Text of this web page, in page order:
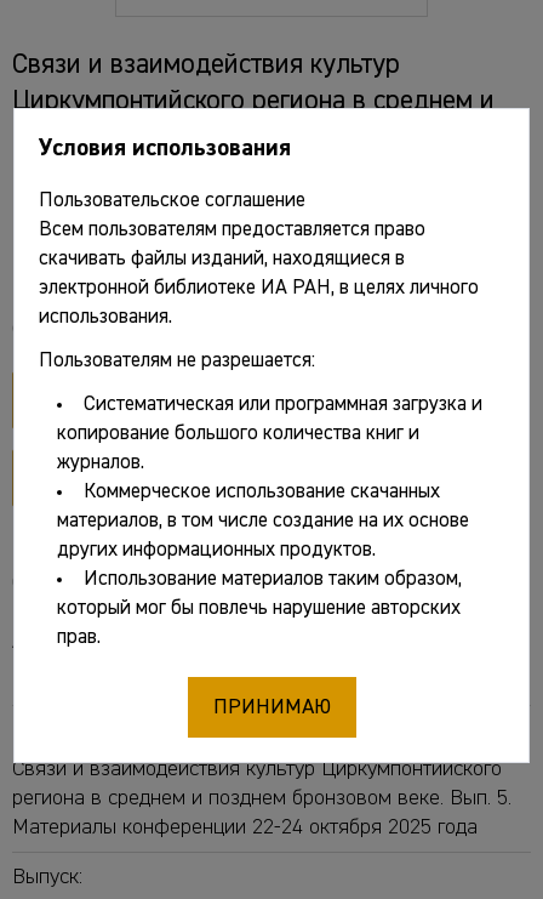
Связи и взаимодействия культур
Циркумпонтийского региона в среднем и
позднем бронзовом веке. Вып. 5.
2025 года / Отв. ред. А.Н. Гей. М.: ИА РАН,
2025. 144 с., ил.
Файлы и ссылки
открыть PDF
разворот обложки
Основные сведения
Авторы:
Гей Александр Николаевич[отв. ред.]
Связи и взаимодействия культур Циркумпонтийского
региона в среднем и позднем бронзовом веке. Вып. 5.
Материалы конференции 22-24 октября 2025 года
Выпуск:
Условия использования
Пользовательское соглашение
Всем пользователям предоставляется право
скачивать файлы изданий, находящиеся в
электронной библиотеке ИА РАН, в целях личного
использования.
Пользователям не разрешается:
Систематическая или программная загрузка и
копирование большого количества книг и
журналов.
Коммерческое использование скачанных
материалов, в том числе создание на их основе
других информационных продуктов.
Использование материалов таким образом,
который мог бы повлечь нарушение авторских
прав.
ПРИНИМАЮ